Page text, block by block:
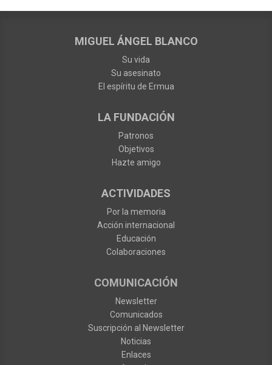
MIGUEL ÁNGEL BLANCO
Su vida
Su asesinato
El espíritu de Ermua
LA FUNDACIÓN
Patronos
Objetivos
Hazte amigo
ACTIVIDADES
Por la memoria
Acción internacional
Educación
Colaboraciones
COMUNICACIÓN
Newsletter
Comunicados
Suscripción al Newsletter
Noticias
Enlaces